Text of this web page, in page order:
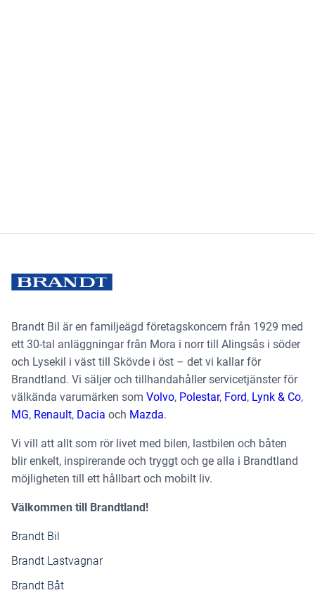
Brandt Bil är en familjeägd företagskoncern från 1929 med
ett 30-tal anläggningar från Mora i norr till Alingsås i söder
och Lysekil i väst till Skövde i öst – det vi kallar för
Brandtland. Vi säljer och tillhandahåller servicetjänster för
välkända varumärken som Volvo, Polestar, Ford, Lynk & Co,
MG, Renault, Dacia och Mazda.
Vi vill att allt som rör livet med bilen, lastbilen och båten
blir enkelt, inspirerande och tryggt och ge alla i Brandtland
möjligheten till ett hållbart och mobilt liv.
Välkommen till Brandtland!
Brandt Bil
Brandt Lastvagnar
Brandt Båt